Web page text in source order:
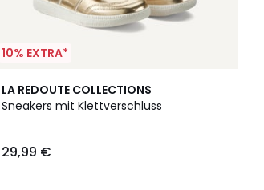
10% EXTRA*
LA REDOUTE COLLECTIONS
Sneakers mit Klettverschluss
29,99 €